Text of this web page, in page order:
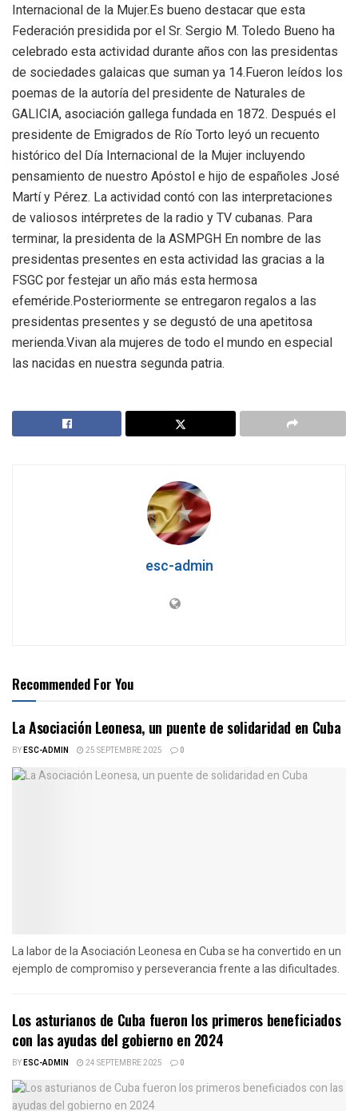
Internacional de la Mujer.Es bueno destacar que esta
Federación presidida por el Sr. Sergio M. Toledo Bueno ha
celebrado esta actividad durante años con las presidentas
de sociedades galaicas que suman ya 14.Fueron leídos los
poemas de la autoría del presidente de Naturales de
GALICIA, asociación gallega fundada en 1872. Después el
presidente de Emigrados de Río Torto leyó un recuento
histórico del Día Internacional de la Mujer incluyendo
pensamiento de nuestro Apóstol e hijo de españoles José
Martí y Pérez. La actividad contó con las interpretaciones
de valiosos intérpretes de la radio y TV cubanas. Para
terminar, la presidenta de la ASMPGH En nombre de las
presidentas presentes en esta actividad las gracias a la
FSGC por festejar un año más esta hermosa
efeméride.Posteriormente se entregaron regalos a las
presidentas presentes y se degustó de una apetitosa
merienda.Vivan ala mujeres de todo el mundo en especial
las nacidas en nuestra segunda patria.
esc-admin
Recommended For You
La Asociación Leonesa, un puente de solidaridad en Cuba
BYESC-ADMIN 25 SEPTEMBRE 2025 0
La labor de la Asociación Leonesa en Cuba se ha convertido en un
ejemplo de compromiso y perseverancia frente a las dificultades.
Los asturianos de Cuba fueron los primeros beneficiados
con las ayudas del gobierno en 2024
BYESC-ADMIN 24 SEPTEMBRE 2025 0